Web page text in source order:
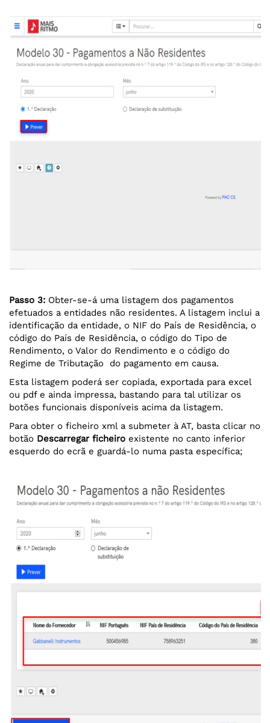
Passo 3: Obter-se-á uma listagem dos pagamentos
efetuados a entidades não residentes. A listagem inclui a
identificação da entidade, o NIF do País de Residência, o
código do País de Residência, o código do Tipo de
Rendimento, o Valor do Rendimento e o código do
Regime de Tributação do pagamento em causa.
Esta listagem poderá ser copiada, exportada para excel
ou pdf e ainda impressa, bastando para tal utilizar os
botões funcionais disponíveis acima da listagem.
Para obter o ficheiro xml a submeter à AT, basta clicar no
botão Descarregar ficheiro existente no canto inferior
esquerdo do ecrã e guardá-lo numa pasta específica;